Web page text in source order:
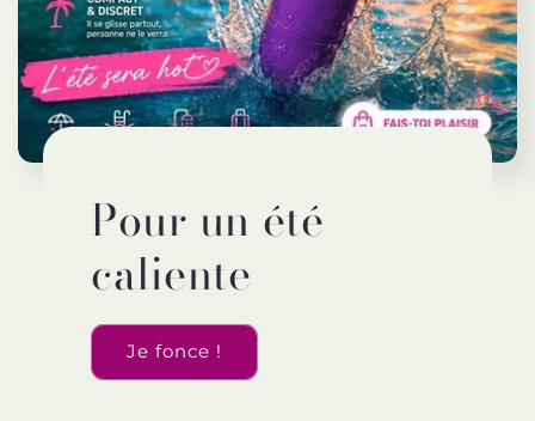
Pour un été
caliente
Je fonce !